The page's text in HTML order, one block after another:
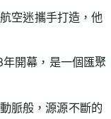
空迷攜手打造，他
開幕，是一個匯聚
脈般，源源不斷的